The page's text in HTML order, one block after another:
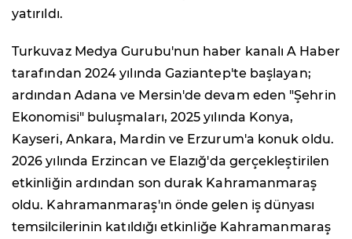
yatırıldı.
Turkuvaz Medya Gurubu'nun haber kanalı A Haber
tarafından 2024 yılında Gaziantep'te başlayan;
ardından Adana ve Mersin'de devam eden "Şehrin
Ekonomisi" buluşmaları, 2025 yılında Konya,
Kayseri, Ankara, Mardin ve Erzurum'a konuk oldu.
2026 yılında Erzincan ve Elazığ'da gerçekleştirilen
etkinliğin ardından son durak Kahramanmaraş
oldu. Kahramanmaraş'ın önde gelen iş dünyası
temsilcilerinin katıldığı etkinliğe Kahramanmaraş